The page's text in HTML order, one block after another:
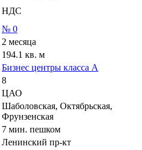
НДС
№ 0
2 месяца
194.1 кв. м
Бизнес центры класса А
8
ЦАО
Шаболовская, Октябрьская,
Фрунзенская
7 мин. пешком
Ленинский пр-кт